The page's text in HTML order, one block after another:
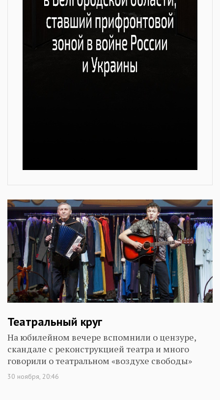
Театральный круг
На юбилейном вечере вспомнили о цензуре,
скандале с реконструкцией театра и много
говорили о театральном «воздухе свободы»
30 ноября, 20:46